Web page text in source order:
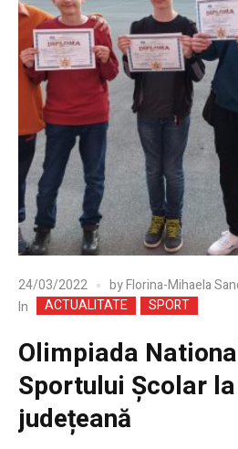
24/03/2022 byFlorina-Mihaela
In
ACTUALITATE SPORT
Olimpiada
Sportului Școlar
județeană